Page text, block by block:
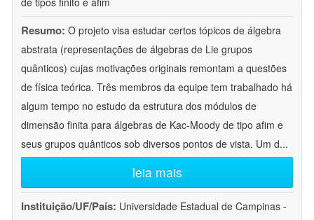
Resumo: O projeto visa estudar certos tópicos de álgebra
abstrata (representações de álgebras de Lie grupos
quânticos) cujas motivações originais remontam a questões
de física teórica. Três membros da equipe tem trabalhado há
algum tempo no estudo da estrutura dos módulos de
dimensão finita para álgebras de Kac-Moody de tipo afim e
seus grupos quânticos sob diversos pontos de vista. Um d...
leia mais
Instituição/UF/País: Universidade Estadual de Campinas -